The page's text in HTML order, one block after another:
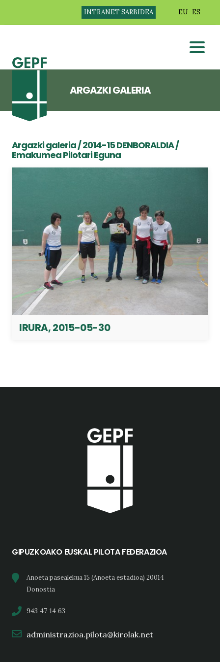
INTRANET SARBIDEA EU ES
ARGAZKI GALERIA
Argazki galeria/2014-15 DENBORALDIA/
Emakumea Pilotari Eguna
IRURA, 2015-05-30
GIPUZKOAKO EUSKAL PILOTA FEDERAZIOA
Anoeta pasealekua 15 (Anoeta estadioa) 20014
Donostia
943 47 14 63
administrazioa.pilota@kirolak.net